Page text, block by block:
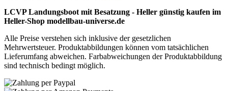
LCVP Landungsboot mit Besatzung - Heller günstig kaufen im
Heller-Shop modellbau-universe.de
Alle Preise verstehen sich inklusive der gesetzlichen
Mehrwertsteuer. Produktabbildungen können vom tatsächlichen
Lieferumfang abweichen. Farbabweichungen der Produktabbildung
sind technisch bedingt möglich.